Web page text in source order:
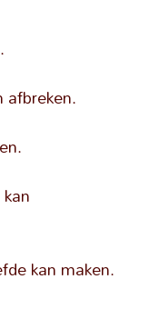
kan maken.